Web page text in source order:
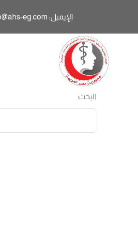
الإيميل: Info@ahs-eg.com
البحث